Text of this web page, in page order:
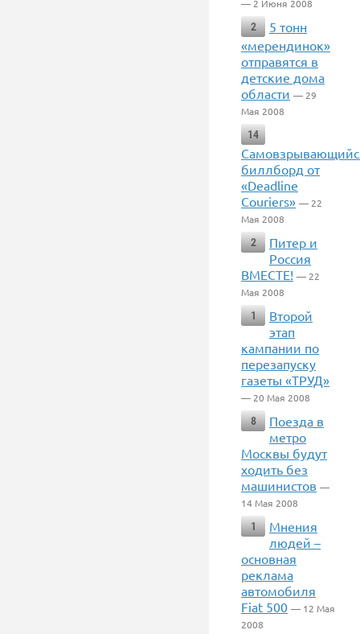
— 2 Июня 2008
2
5 тонн
«мерендинок»
отправятся в
детские дома
области — 29
Мая 2008
14
биллборд от
«Deadline
Couriers» — 22
Мая 2008
2
Питер и
Россия
ВМЕСТЕ! — 22
Мая 2008
1
Второй
этап
кампании по
перезапуску
газеты «ТРУД»
— 20 Мая 2008
8
Поезда в
метро
Москвы будут
ходить без
машинистов —
14 Мая 2008
1
Мнения
людей –
основная
реклама
автомобиля
Fiat 500 — 12 Мая
2008